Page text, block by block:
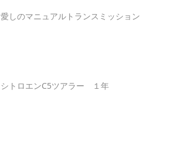
愛しのマニュアルトランスミッション
シトロエンC5ツアラー １年